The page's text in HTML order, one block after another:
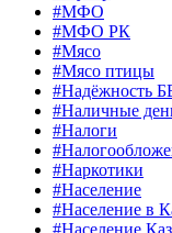
#МФО
#МФО РК
#Мясо
#Мясо птицы
#Надёжность
#Наличные
#Налоги
#Наркотики
#Население
#Население в